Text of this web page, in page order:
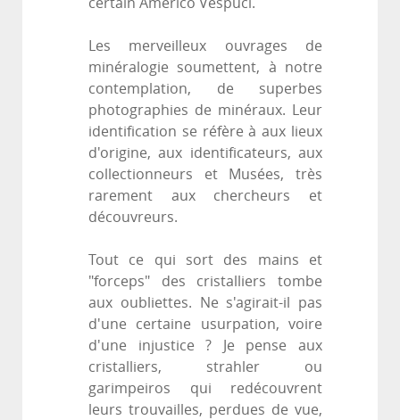
Les merveilleux ouvrages de
minéralogie soumettent, à notre
contemplation, de superbes
photographies de minéraux. Leur
identification se réfère à aux lieux
d'origine, aux identificateurs, aux
collectionneurs et Musées, très
rarement aux chercheurs et
découvreurs.
Tout ce qui sort des mains et
"forceps" des cristalliers tombe
aux oubliettes. Ne s'agirait-il pas
d'une certaine usurpation, voire
d'une injustice ? Je pense aux
cristalliers, strahler ou
garimpeiros qui redécouvrent
leurs trouvailles, perdues de vue,